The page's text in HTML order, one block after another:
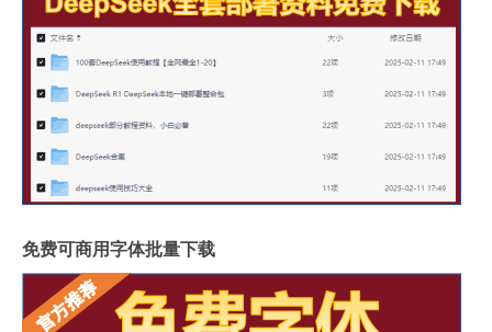
免费可商用字体批量下载